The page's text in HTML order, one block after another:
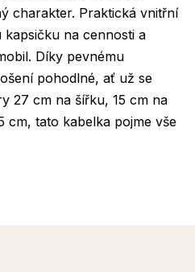
charakter. Praktická vnitřní
na cennosti a
Díky pevnému
pohodlné, ať už se
27 cm na šířku, 15 cm na
cm, tato kabelka pojme vše